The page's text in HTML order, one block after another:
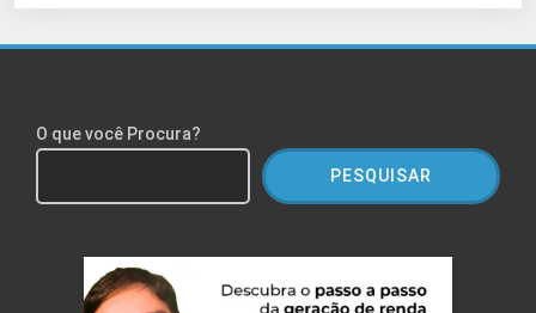
O que você Procura?
PESQUISAR